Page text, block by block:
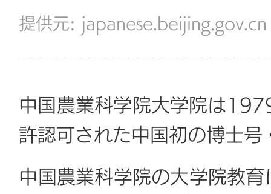
japanese.beijing.gov.cn
中国農業科学院大学院は
許認可された中国初の博士
中国農業科学院の大学院教